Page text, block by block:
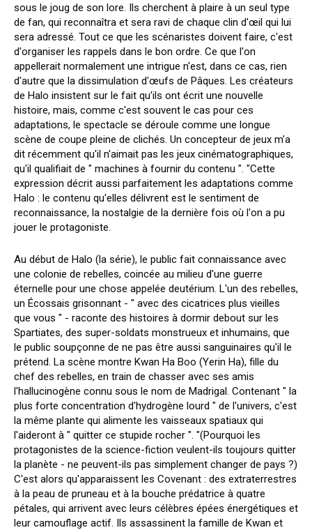
sous le joug de son lore. Ils cherchent à plaire à un seul type
de fan, qui reconnaîtra et sera ravi de chaque clin d'œil qui lui
sera adressé. Tout ce que les scénaristes doivent faire, c'est
d'organiser les rappels dans le bon ordre. Ce que l'on
appellerait normalement une intrigue n'est, dans ce cas, rien
d'autre que la dissimulation d'œufs de Pâques. Les créateurs
de Halo insistent sur le fait qu'ils ont écrit une nouvelle
histoire, mais, comme c'est souvent le cas pour ces
adaptations, le spectacle se déroule comme une longue
scène de coupe pleine de clichés. Un concepteur de jeux m'a
dit récemment qu'il n'aimait pas les jeux cinématographiques,
qu'il qualifiait de " machines à fournir du contenu ". "Cette
expression décrit aussi parfaitement les adaptations comme
Halo : le contenu qu'elles délivrent est le sentiment de
reconnaissance, la nostalgie de la dernière fois où l'on a pu
jouer le protagoniste.
Au début de Halo (la série), le public fait connaissance avec
une colonie de rebelles, coincée au milieu d'une guerre
éternelle pour une chose appelée deutérium. L'un des rebelles,
un Écossais grisonnant - " avec des cicatrices plus vieilles
que vous " - raconte des histoires à dormir debout sur les
Spartiates, des super-soldats monstrueux et inhumains, que
le public soupçonne de ne pas être aussi sanguinaires qu'il le
prétend. La scène montre Kwan Ha Boo (Yerin Ha), fille du
chef des rebelles, en train de chasser avec ses amis
l'hallucinogène connu sous le nom de Madrigal. Contenant " la
plus forte concentration d'hydrogène lourd " de l'univers, c'est
la même plante qui alimente les vaisseaux spatiaux qui
l'aideront à " quitter ce stupide rocher ". "(Pourquoi les
protagonistes de la science-fiction veulent-ils toujours quitter
la planète - ne peuvent-ils pas simplement changer de pays ?)
C'est alors qu'apparaissent les Covenant : des extraterrestres
à la peau de pruneau et à la bouche prédatrice à quatre
pétales, qui arrivent avec leurs célèbres épées énergétiques et
leur camouflage actif. Ils assassinent la famille de Kwan et